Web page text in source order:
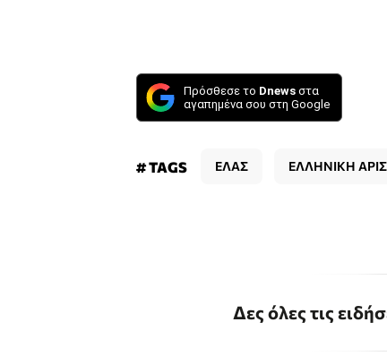
Πρόσθεσε το Dnews στα
αγαπημένα σου στη Google
# TAGS ΕΛΑΣ ΕΛΛΗΝΙΚΗ
Δες όλες τις